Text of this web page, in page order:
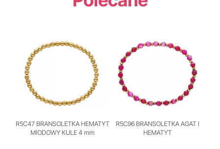
R5C47 BRANSOLETKA HEMATYT
MIODOWY KULE 4 mm
R5C96 BRANSOLETKA AGAT I
HEMATYT